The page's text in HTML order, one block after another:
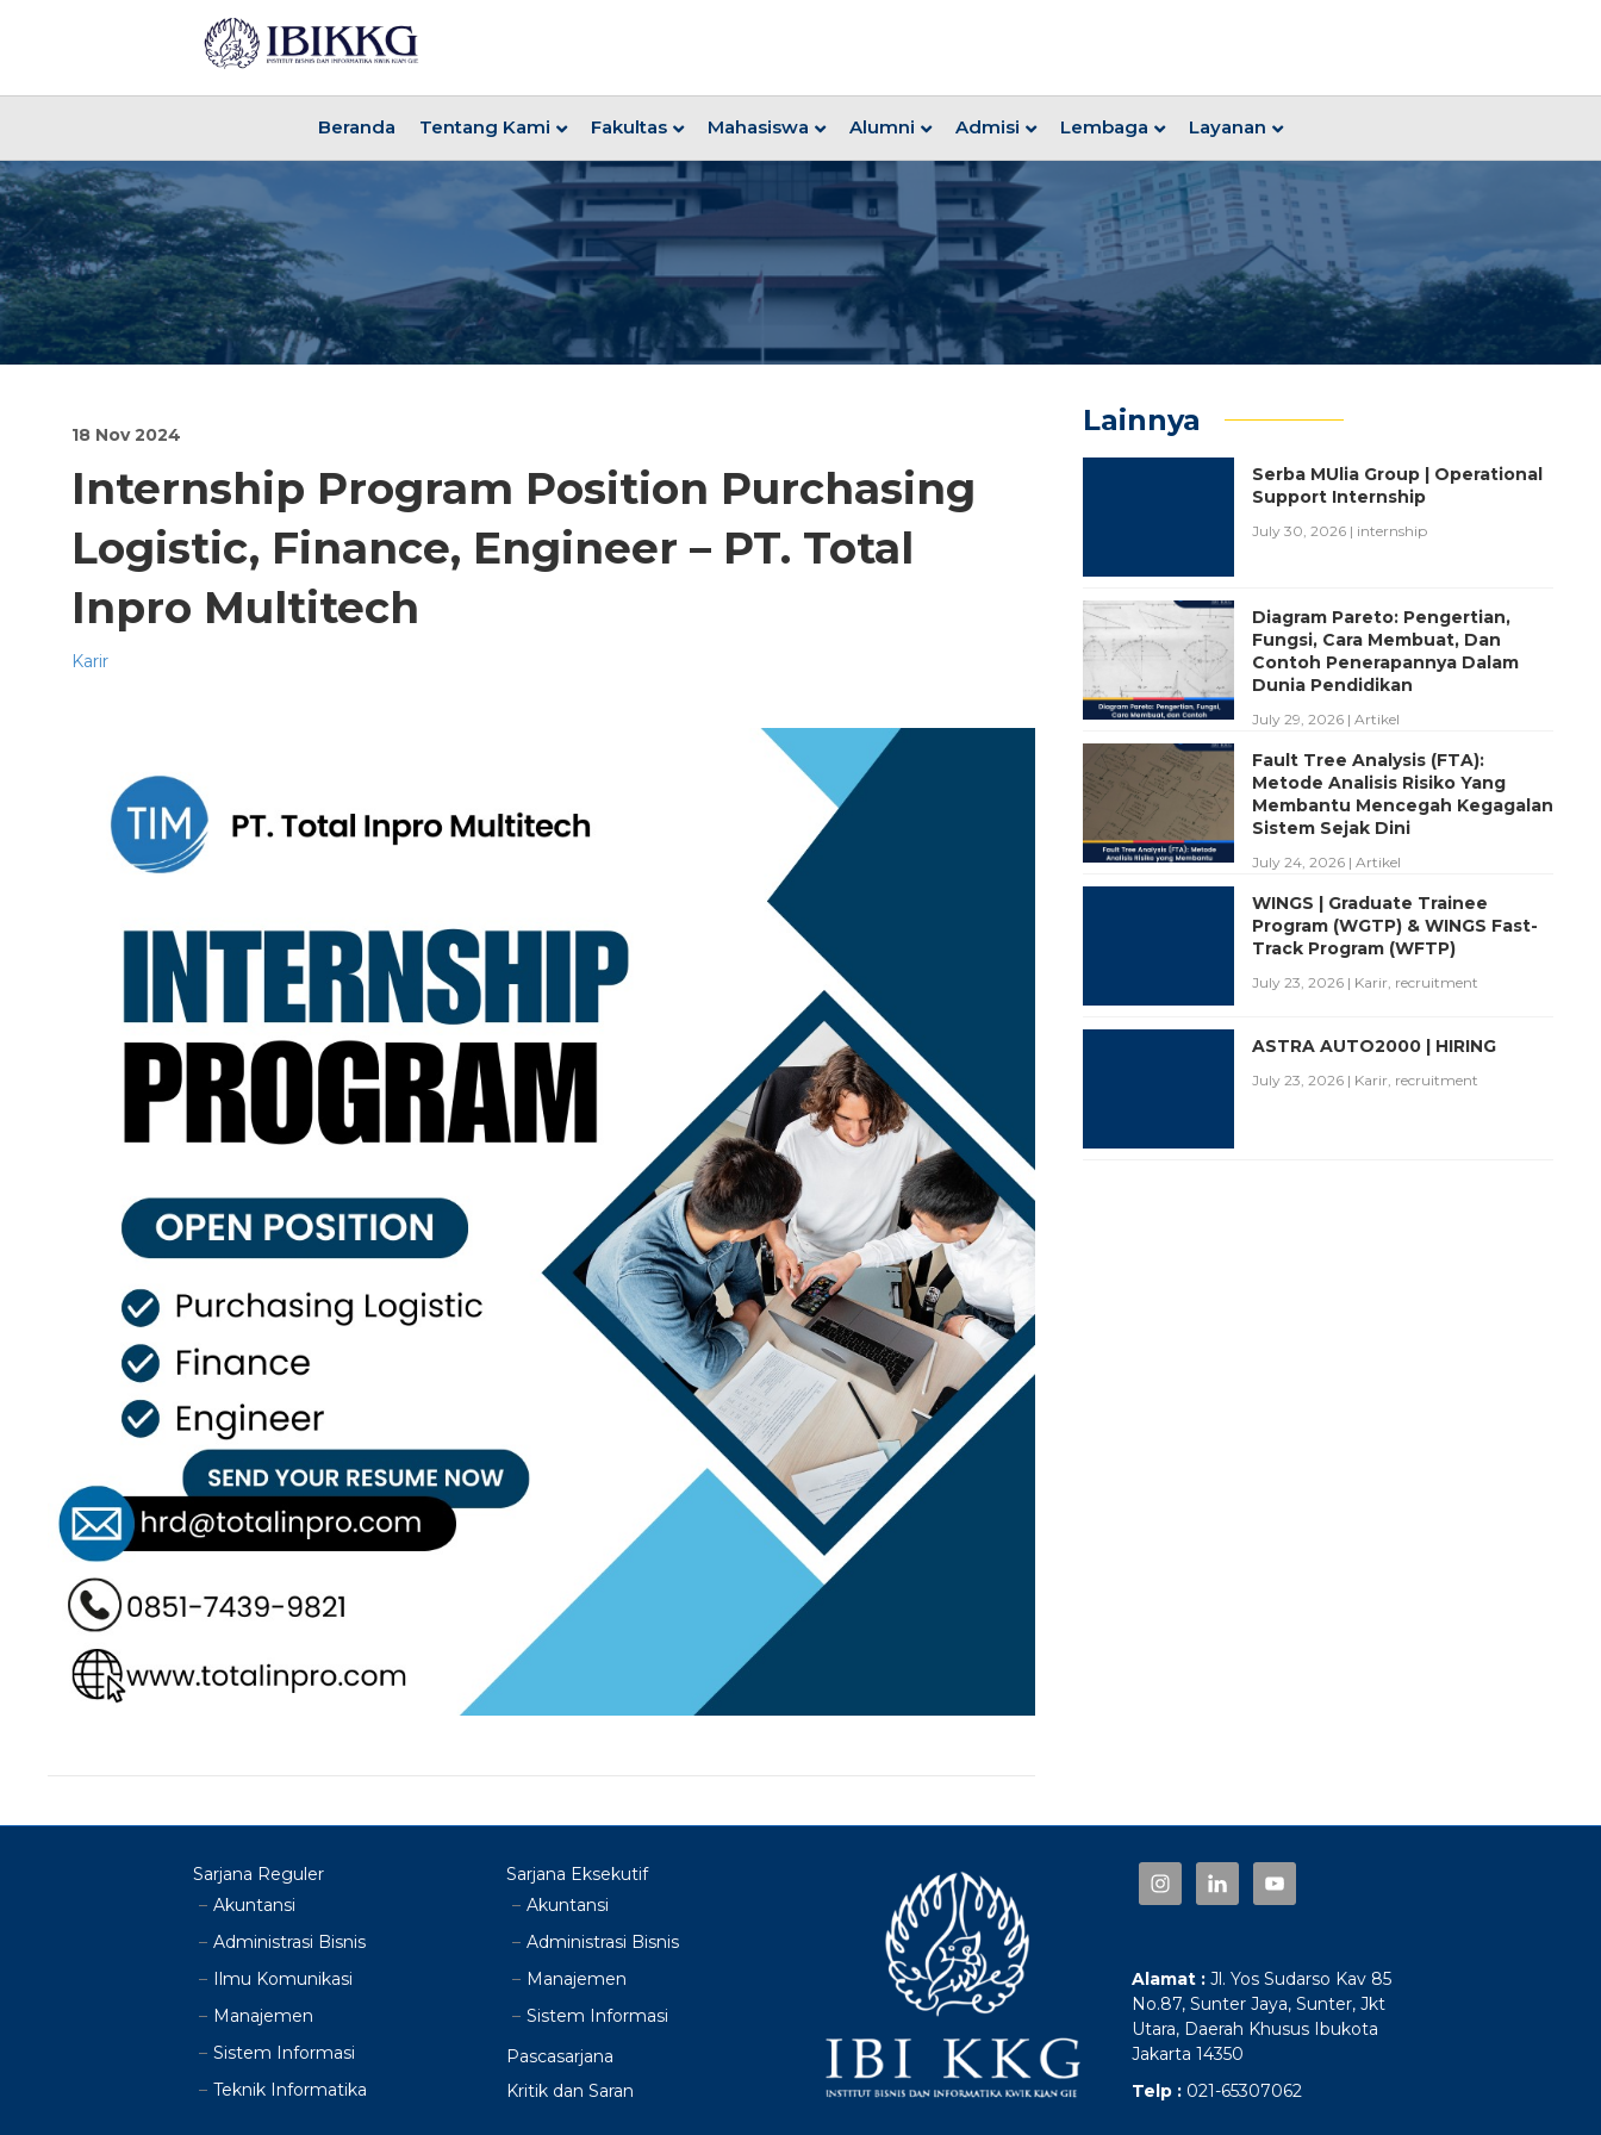
Beranda Tentang Kami Fakultas Mahasiswa Alumni Admisi Lembaga Layanan
18 Nov 2024
Internship Program Position Purchasing
Logistic, Finance, Engineer – PT. Total
Inpro Multitech
Karir
Lainnya
Serba MUlia Group | Operational
Support Internship
July 30, 2026 | internship
Diagram Pareto: Pengertian,
Fungsi, Cara Membuat, Dan
Contoh Penerapannya Dalam
Dunia Pendidikan
July 29, 2026 | Artikel
Fault Tree Analysis (FTA):
Metode Analisis Risiko Yang
Membantu Mencegah Kegagalan
Sistem Sejak Dini
July 24, 2026 | Artikel
WINGS | Graduate Trainee
Program (WGTP) & WINGS Fast-
Track Program (WFTP)
July 23, 2026 | Karir, recruitment
ASTRA AUTO2000 | HIRING
July 23, 2026 | Karir, recruitment
Sarjana Reguler
Akuntansi
Administrasi Bisnis
Ilmu Komunikasi
Manajemen
Sistem Informasi
Teknik Informatika
Sarjana Eksekutif
Akuntansi
Administrasi Bisnis
Manajemen
Sistem Informasi
Pascasarjana
Kritik dan Saran
Alamat : Jl. Yos Sudarso Kav 85
No.87, Sunter Jaya, Sunter, Jkt
Utara, Daerah Khusus Ibukota
Jakarta 14350
Telp : 021-65307062